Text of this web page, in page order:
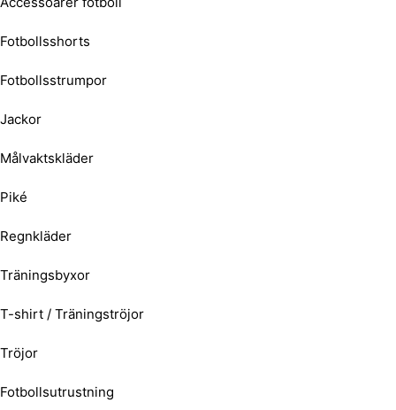
Fotbollsshorts
Fotbollsstrumpor
Jackor
Målvaktskläder
Piké
Regnkläder
Träningsbyxor
T-shirt / Träningströjor
Tröjor
Fotbollsutrustning